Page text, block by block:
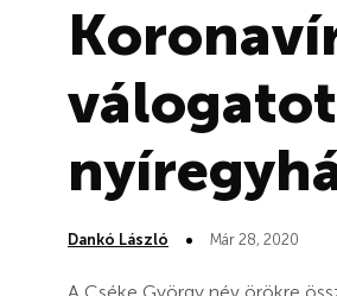
Dankó László Már 28, 2020